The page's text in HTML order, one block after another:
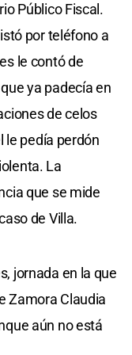
Público Fiscal.
por teléfono a
le contó de
ya padecía en
de celos
le pedía perdón
La
que se mide
de Villa.
jornada en la que
Zamora Claudia
aún no está